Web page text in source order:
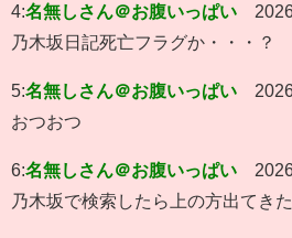
4:名無しさん＠お腹いっぱい
乃木坂日記死亡フラグか・・・？
5:名無しさん＠お腹いっぱい
おつおつ
6:名無しさん＠お腹いっぱい
乃木坂で検索したら上の方出てきた